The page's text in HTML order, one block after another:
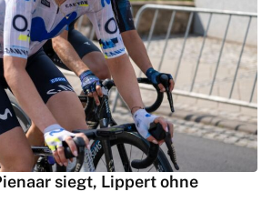
siegt, Lippert ohne